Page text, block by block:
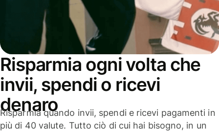
Risparmia ogni volta che
invii, spendi o ricevi
denaro
Risparmia quando invii, spendi e ricevi pagamenti in
più di 40 valute. Tutto ciò di cui hai bisogno, in un